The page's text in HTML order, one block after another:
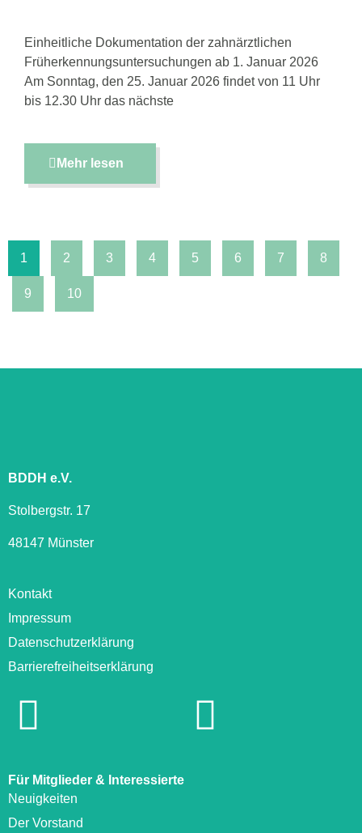
Einheitliche Dokumentation der zahnärztlichen
Früherkennungsuntersuchungen ab 1. Januar 2026
Am Sonntag, den 25. Januar 2026 findet von 11 Uhr
bis 12.30 Uhr das nächste
Mehr lesen
1 2 3 4 5 6 7 8
9 10
BDDH e.V.
Stolbergstr. 17
48147 Münster
Kontakt
Impressum
Datenschutzerklärung
Barrierefreiheitserklärung
Für Mitglieder & Interessierte
Neuigkeiten
Der Vorstand